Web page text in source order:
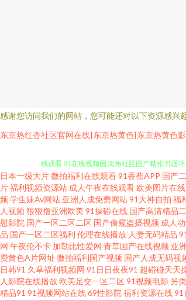
感谢您访问我们的网站，您可能还对以下资源感兴
东京热红杏社区官网在线|东京热黄色|东京热黄色
亚洲国产日韩欧美综合 四虎精品久久精品 91
线观看 91在线视频国 海角社区国产精伦 韩国
色综合网站在线 av大香蕉av 操瑟瑟综合 超
满少妇av 国产性爱AV 久草成人 玖玖热中文字
日本一级大片微拍福利在线观看91香蕉APP 国产
片福利视频资源站 成人午夜在线观看欧美图片在
频 学生妹Av网站 亚洲人成免费网站91大神自拍 福
人视频 狠狠撸亚洲欧美 91操碰在线 国产高清精品
慰影院 国产一区二区二区 国产偷窥盗摄视频 成人
品 国产一区二区福利 伦理在线播放 人妻无码精品
网 午夜伦不卡 加勒比性爱网 青草国产在线视频 亚
费黄色A片网址 微拍福利国产视频 国产人成无码视
日韩91 久草福利视频网 91日日夜夜91 超碰碰天天
人影院在线播放欧美足交一区二区91视频电影 另
精品91 91视频网站在线69性影院 福利资源在线91